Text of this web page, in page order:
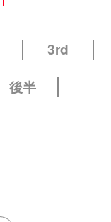
3rd
後半